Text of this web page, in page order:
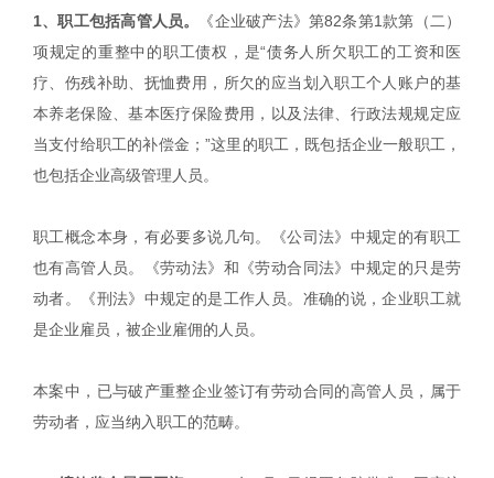
1、职工包括高管人员。
《企业破产法》第82条第1款第（二）
项规定的重整中的职工债权，是“债务人所欠职工的工资和医
疗、伤残补助、抚恤费用，所欠的应当划入职工个人账户的基
本养老保险、基本医疗保险费用，以及法律、行政法规规定应
当支付给职工的补偿金；”这里的职工，既包括企业一般职工，
也包括企业高级管理人员。
职工概念本身，有必要多说几句。《公司法》中规定的有职工
也有高管人员。《劳动法》和《劳动合同法》中规定的只是劳
动者。《刑法》中规定的是工作人员。准确的说，企业职工就
是企业雇员，被企业雇佣的人员。
本案中，已与破产重整企业签订有劳动合同的高管人员，属于
劳动者，应当纳入职工的范畴。